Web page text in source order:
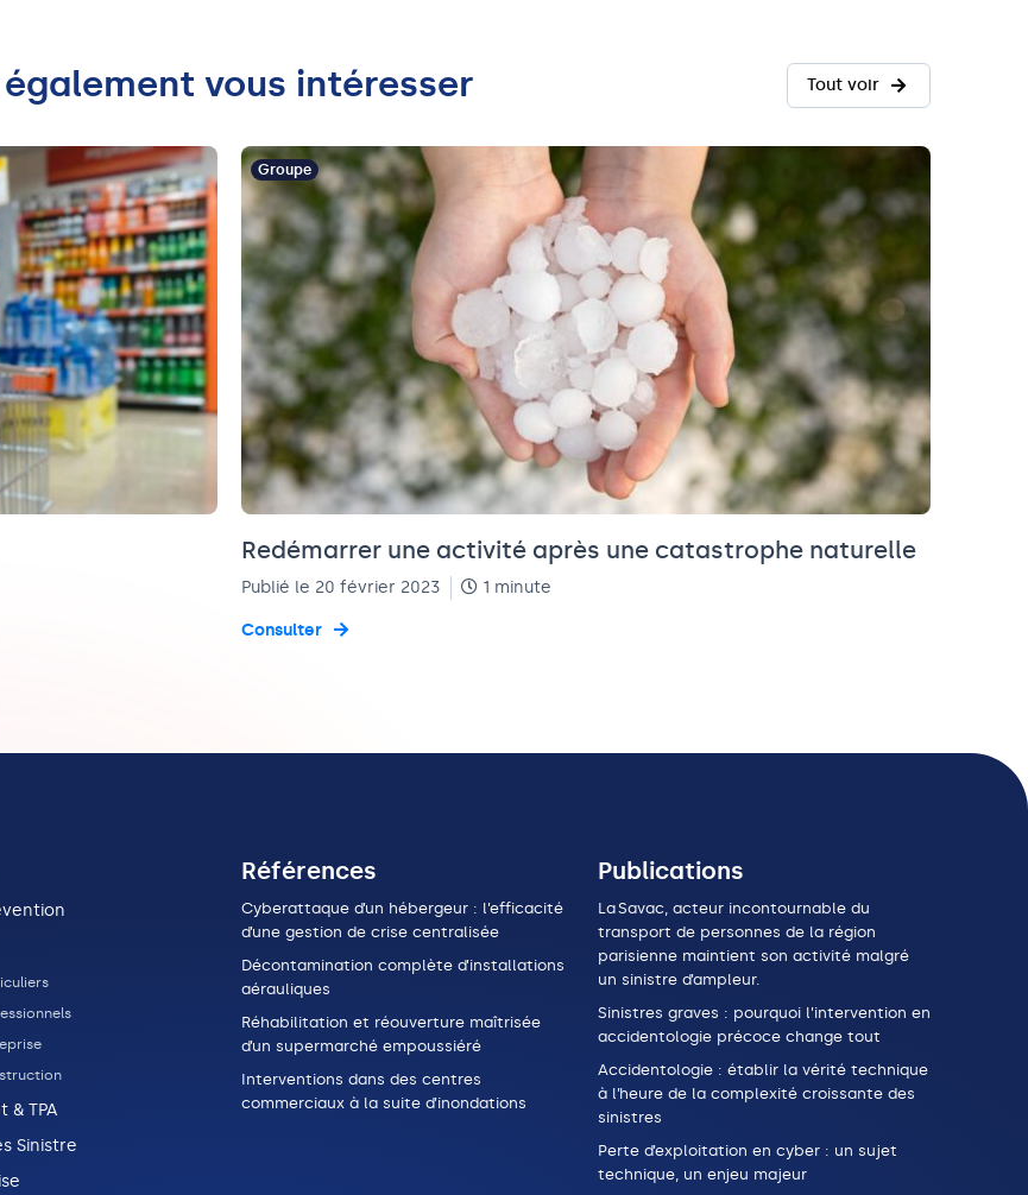
vous intéresser Tout voir
Groupe
Redémarrer une activité après une catastrophe naturelle
Publié le 20 février 2023 1 minute
Consulter
& TPA
Sinistre
Références
Cyberattaque d’un hébergeur : l’efficacité
d’une gestion de crise centralisée
Décontamination complète d’installations
aérauliques
Réhabilitation et réouverture maîtrisée
d’un supermarché empoussiéré
Interventions dans des centres
commerciaux à la suite d’inondations
Publications
La Savac, acteur incontournable du
transport de personnes de la région
parisienne maintient son activité malgré
un sinistre d’ampleur.
Sinistres graves : pourquoi l’intervention en
accidentologie précoce change tout
Accidentologie : établir la vérité technique
à l’heure de la complexité croissante des
sinistres
Perte d’exploitation en cyber : un sujet
technique, un enjeu majeur